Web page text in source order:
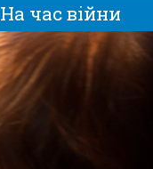
На час війни